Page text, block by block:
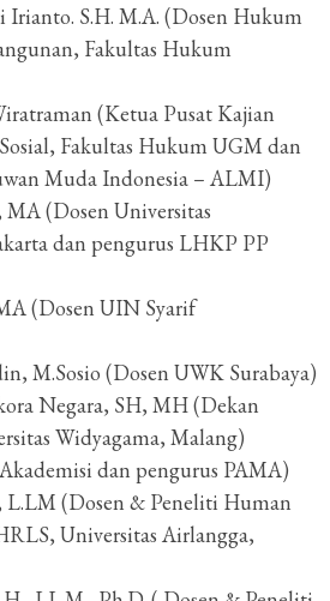
Irianto. S.H. M.A. (Dosen Hukum
Fakultas Hukum
(Ketua Pusat Kajian
Fakultas Hukum UGM dan
Muda Indonesia – ALMI)
MA (Dosen Universitas
dan pengurus LHKP PP
(Dosen UIN Syarif
M.Sosio (Dosen UWK Surabaya)
Negara, SH, MH (Dekan
Widyagama, Malang)
dan pengurus PAMA)
L.LM (Dosen & Peneliti Human
Universitas Airlangga,